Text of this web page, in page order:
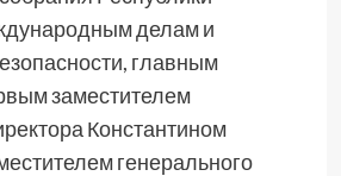
делам и
главным
заместителем
Константином
генерального